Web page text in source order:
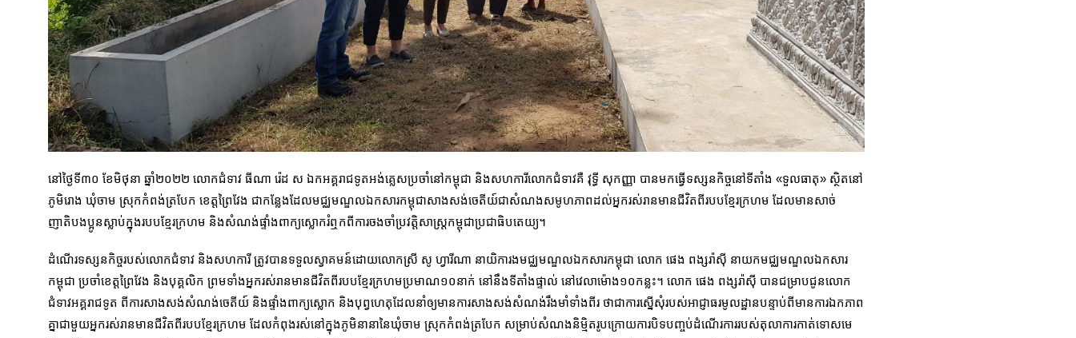
នៅថ្ងៃទី៣០ ខែមិថុនា ឆ្នាំ២០២២ លោកជំទាវ ធីណា រ៉េដ ស ឯកអគ្គរាជទូតអង់គ្លេសប្រចាំនៅកម្ពុជា និងសហការីលោកជំទាវគឺ វុទ្ធី សុកញ្ញា បានមកធ្វើទស្សនកិច្ចនៅទីតាំង «ទួលធាតុ» ស្ថិតនៅ
ភូមិរោង ឃុំចាម ស្រុកកំពង់ត្របែក ខេត្តព្រៃវែង ជាកន្លែងដែលមជ្ឈមណ្ឌលឯកសារកម្ពុជាសាងសង់ចេតីយ៍ជាសំណងសមូហភាពដល់អ្នករស់រានមានជីវិតពីរបបខ្មែរក្រហម ដែលមានសាច់
ញាតិបងប្អូនស្លាប់ក្នុងរបបខ្មែរក្រហម និង​សំណង់ផ្ទាំងពាក្យស្លោករំឮកពីការចងចាំប្រវត្តិសាស្ត្រកម្ពុជាប្រជាធិបតេយ្យ។
ដំណើរទស្សនកិច្ចរបស់លោកជំទាវ និងសហការី ត្រូវបានទទួលស្វាគមន៍ដោយលោកស្រី សូ ហ្វារីណា នាយិការងមជ្ឈមណ្ឌលឯកសារកម្ពុជា លោក ផេង ពង្សរ៉ាស៊ី នាយកមជ្ឈមណ្ឌលឯកសារ
កម្ពុជា ប្រចាំខេត្តព្រៃវែង និងបុគ្គលិក ព្រមទាំងអ្នករស់រានមានជីវិតពីរបបខ្មែរក្រហមប្រមាណ១០នាក់ នៅនឹងទីតាំងផ្ទាល់ នៅវេលាម៉ោង១០កន្លះ។ លោក ផេង ពង្សរ៉ាស៊ី បានជម្រាបជូនលោក
ជំទាវអគ្គរាជទូត ពីការសាងសង់សំណង់​ចេតីយ៍ និងផ្ទាំងពាក្យស្លោក និងបុព្វហេតុដែលនាំឲ្យមានការសាងសង់សំណង់រឹងមាំទាំងពីរ ថាជាការស្នើសុំរបស់អាជ្ញាធរមូលដ្ឋានបន្ទាប់ពីមានការឯកភាព
គ្នាជាមួយអ្នករស់រានមានជីវិតពីរបបខ្មែរក្រហម ដែលកំពុងរស់នៅក្នុងភូមិនានានៃឃុំចាម ស្រុកកំពង់ត្របែក សម្រាប់សំណងនិម្មិតរូបក្រោយការបិទបញ្ចប់ដំណើរការរបស់តុលាការកាត់ទោសមេ